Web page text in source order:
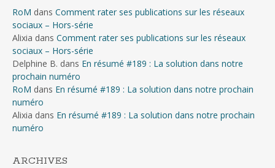
RoM dans Comment rater ses publications sur les réseaux
sociaux – Hors-série
Alixia dans Comment rater ses publications sur les réseaux
sociaux – Hors-série
Delphine B. dans En résumé #189 : La solution dans notre
prochain numéro
RoM dans En résumé #189 : La solution dans notre prochain
numéro
Alixia dans En résumé #189 : La solution dans notre prochain
numéro
ARCHIVES